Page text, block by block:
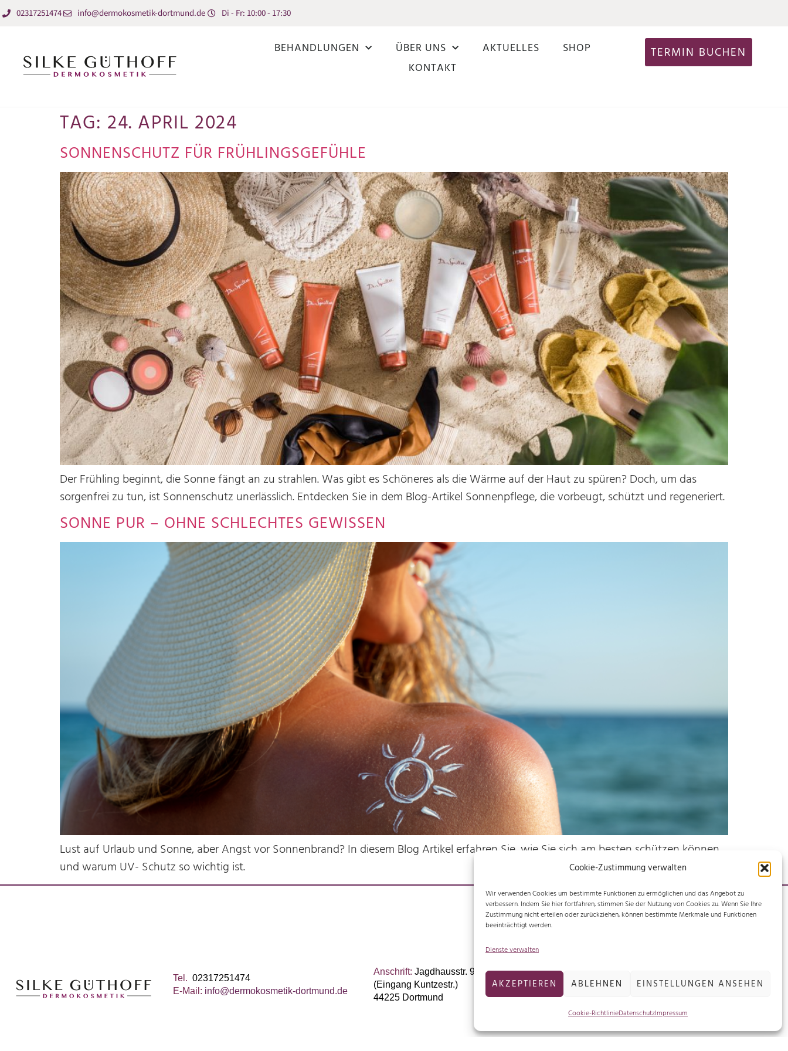
Cookie-Zustimmung verwalten
Wir verwenden Cookies um bestimmte Funktionen zu ermöglichen und das Angebot zu
verbessern. Indem Sie hier fortfahren, stimmen Sie der Nutzung von Cookies zu. Wenn Sie Ihre
Zustimmung nicht erteilen oder zurückziehen, können bestimmte Merkmale und Funktionen
beeinträchtigt werden.
Dienste verwalten
AKZEPTIEREN ABLEHNEN EINSTELLUNGEN ANSEHEN
Cookie-RichtlinieDatenschutzImpressum
02317251474 info@dermokosmetik-dortmund.de Di - Fr: 10:00 - 17:30
BEHANDLUNGEN ÜBER UNS AKTUELLES
SHOP
KONTAKT
TERMIN BUCHEN
TAG: 24. APRIL 2024
SONNENSCHUTZ FÜR FRÜHLINGSGEFÜHLE
Der Frühling beginnt, die Sonne fängt an zu strahlen. Was gibt es Schöneres als die Wärme auf der Haut zu spüren? Doch, um das
sorgenfrei zu tun, ist Sonnenschutz unerlässlich. Entdecken Sie in dem Blog-Artikel Sonnenpflege, die vorbeugt, schützt und regeneriert.
SONNE PUR – OHNE SCHLECHTES GEWISSEN
Lust auf Urlaub und Sonne, aber Angst vor Sonnenbrand? In diesem Blog Artikel erfahren Sie, wie Sie sich am besten schützen können
und warum UV- Schutz so wichtig ist.
Tel. 02317251474
E-Mail: info@dermokosmetik-dortmund.de
Anschrift: Jagdhausstr. 9
(Eingang Kuntzestr.)
44225 Dortmund
Impressum
Datenschutz